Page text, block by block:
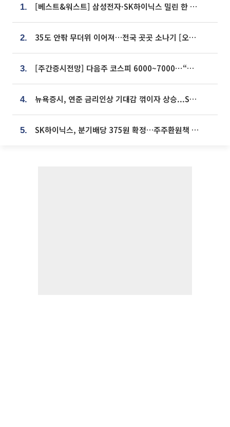
1. [베스트&워스트] 삼성전자·SK하이닉스 밀린 한 주…상상인증권은 85% 급등
2. 35도 안팎 무더위 이어져…전국 곳곳 소나기 [오늘 날씨]
3. [주간증시전망] 다음주 코스피 6000~7000⋯“外人 수급은 정책이 변수”
4. 뉴욕증시, 연준 금리인상 기대감 꺾이자 상승...S&P500 사상 최고치 [종합]
5. SK하이닉스, 분기배당 375원 확정…주주환원책 9월로 앞당겨 발표